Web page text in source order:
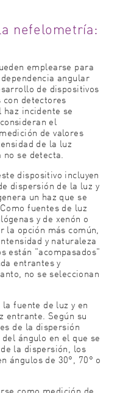
nefelometría:
emplearse para
angular
de dispositivos
detectores
incidente se
el
de valores
de la luz
se detecta.
dispositivo incluyen
dispersión de la luz y
un haz que se
fuentes de luz
y de xenón o
la opción más común,
y naturaleza
están "acompasados"
entrantes y
no se seleccionan
fuente de luz y en
entrante. Según su
de la dispersión
ángulo en el que se
la dispersión, los
ángulos de 30°, 70° o